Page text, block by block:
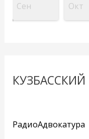
Сен Окт
РадиоАдвокатура